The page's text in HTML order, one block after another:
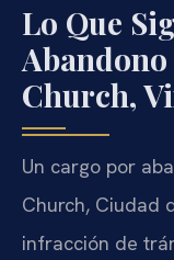
Lo Que
Abandono
Church,
Un cargo por
Church, Ciudad
infracción de